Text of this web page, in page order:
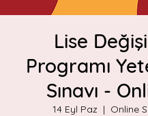
Lise
Programı
Sınavı -
14 Eyl Paz
  |
Online